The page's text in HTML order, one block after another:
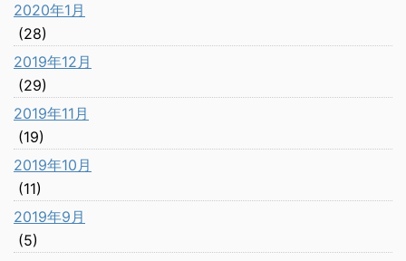
2020年1月
(28)
2019年12月
(29)
2019年11月
(19)
2019年10月
(11)
2019年9月
(5)